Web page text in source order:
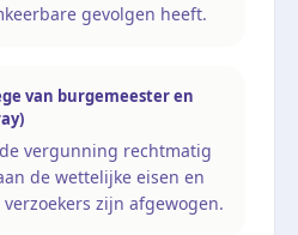
gevolgen heeft.
van burgemeester en
vergunning rechtmatig
de wettelijke eisen en
zijn afgewogen.